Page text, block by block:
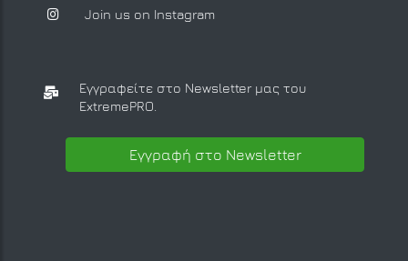
Join us on Instagram
Εγγραφείτε στο Newsletter μας του
ExtremePRO.
Εγγραφή στο Newsletter